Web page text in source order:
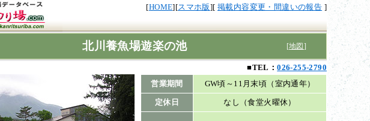
[HOME][スマホ版][ 掲載内容変更・間違いの報告 ]
北川養魚場遊楽の池 [地図 ]
■TEL：026-255-2790
営業期間
GW頃～11月末頃（室内通年）
定休日 なし（食堂火曜休）